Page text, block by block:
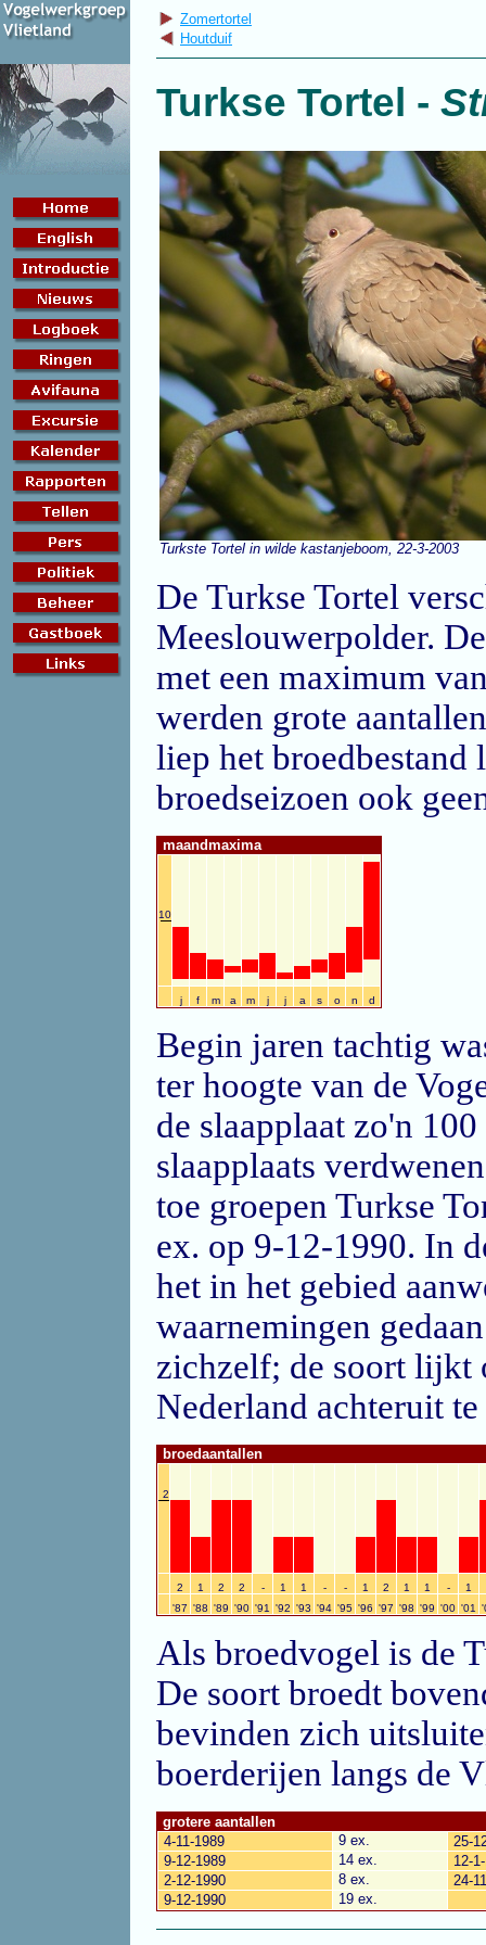
Zomertortel
Houtduif
Turkse Tortel -
Turkste Tortel in wilde kastanjeboom, 22-3-2003
De Turkse Tortel
Meeslouwerpolder.
met een maximum
werden grote
liep het broedbestand
broedseizoen ook
maandmaxima
10
j f m a m j j a s o n d
Begin jaren tachtig
ter hoogte van de
de slaapplaat zo'n
slaapplaats
toe groepen Turkse
ex. op 9-12-1990. In
het in het gebied
waarnemingen
zichzelf; de soort lijkt
Nederland achteruit
broedaantallen
2
2 1 2 2 - 1 1 - - 1 2 1 1 -
1
'87 '88 '89 '90 '91 '92 '93 '94 '95 '96 '97 '98 '99 '00 '01
Als broedvogel is de
De soort broedt
bevinden zich
boerderijen langs de
grotere aantallen
4-11-1989
9 ex.
25-
9-12-1989
14 ex.
12-
2-12-1990
8 ex.
24-
9-12-1990
19 ex.